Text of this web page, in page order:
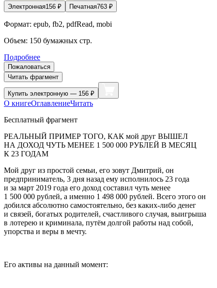
Электронная156 ₽ Печатная763 ₽
Формат: epub, fb2, pdfRead, mobi
Объем: 150 бумажных стр.
Подробнее
Пожаловаться
Читать фрагмент
Купить электронную — 156 ₽
О книгеОглавлениеЧитать
Бесплатный фрагмент
РЕАЛЬНЫЙ ПРИМЕР ТОГО, КАК мой друг ВЫШЕЛ
НА ДОХОД ЧУТЬ МЕНЕЕ 1 500 000 РУБЛЕЙ В МЕСЯЦ
К 23 ГОДАМ
Мой друг из простой семьи, его зовут Дмитрий, он
предприниматель, 3 дня назад ему исполнилось 23 года
и за март 2019 года его доход составил чуть менее
1 500 000 рублей, а именно 1 498 000 рублей. Всего этого он
добился абсолютно самостоятельно, без каких-либо денег
и связей, богатых родителей, счастливого случая, выигрыша
в лотерею и криминала, путём долгой работы над собой,
упорства и веры в мечту.
Его активы на данный момент: